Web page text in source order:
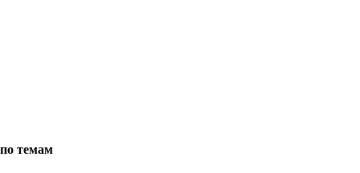
по темам